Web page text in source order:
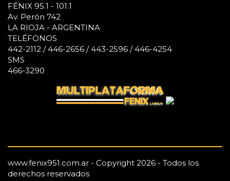
FÉNIX 95.1 - 101.1
Av. Perón 742
LA RIOJA - ARGENTINA
TELÉFONOS
442-2112 / 446-2656 / 443-2596 / 446-4254
SMS
466-3290
www.fenix951.com.ar - Copyright 2026 - Todos los
derechos reservados